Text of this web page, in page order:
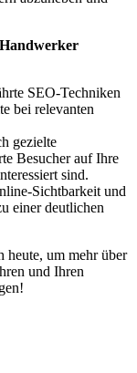
SEO-Techniken
bei relevanten
gezielte
Besucher auf Ihre
sind.
Sichtbarkeit und
einer deutlichen
heute, um mehr über
und Ihren